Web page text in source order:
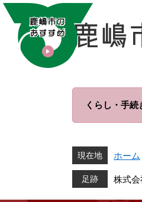
ペ
メ
くらし・ 手続
現在地 ホーム
株式